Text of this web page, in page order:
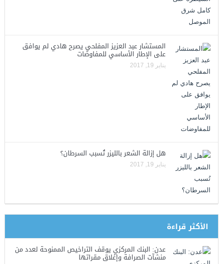
المستشار عبد العزيز المفلحي يصرح هادي لم يوافق
على الإطار الأساسي للمفاوضات
يناير 19, 2017
هل إزالة الشعر بالليزر تُسبب السرطان؟
يناير 19, 2017
الأكثر قراءة
عدن: البنك المركزي يوقف التراخيص الممنوحة لعدد من
منشآت الصرافة وإغلاق مقراتها